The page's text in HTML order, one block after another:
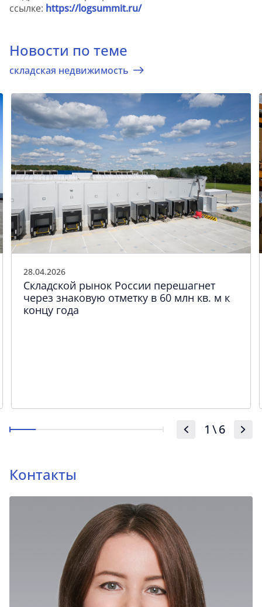
ссылке: https://logsummit.ru/
Новости по теме
складская недвижимость
28.04.2026
Складской рынок России перешагнет
через знаковую отметку в 60 млн кв. м к
концу года
1 \6
Контакты